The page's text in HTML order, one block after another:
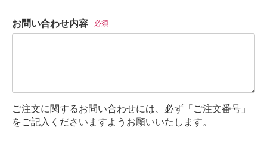
お問い合わせ内容 必須
ご注文に関するお問い合わせには、必ず「ご注文番号」
をご記入くださいますようお願いいたします。